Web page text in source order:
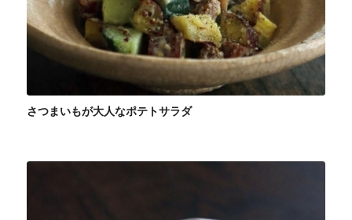
さつまいもが大人なポテトサラダ